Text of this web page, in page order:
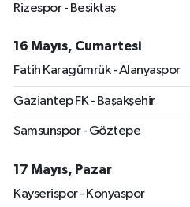
Rizespor - Beşiktaş
16 Mayıs, Cumartesi
Fatih Karagümrük - Alanyaspor
Gaziantep FK - Başakşehir
Samsunspor - Göztepe
17 Mayıs, Pazar
Kayserispor - Konyaspor